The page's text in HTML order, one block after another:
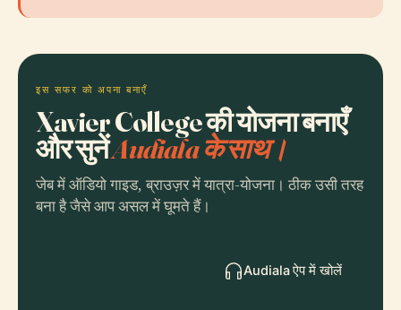
इस सफर को अपना बनाएँ
Xavier College की योजना बनाएँ
और सुनेंAudiala के साथ।
जेब में ऑडियो गाइड, ब्राउज़र में यात्रा-योजना। ठीक उसी तरह
बना है जैसे आप असल में घूमते हैं।
Audiala ऐप में खोलें